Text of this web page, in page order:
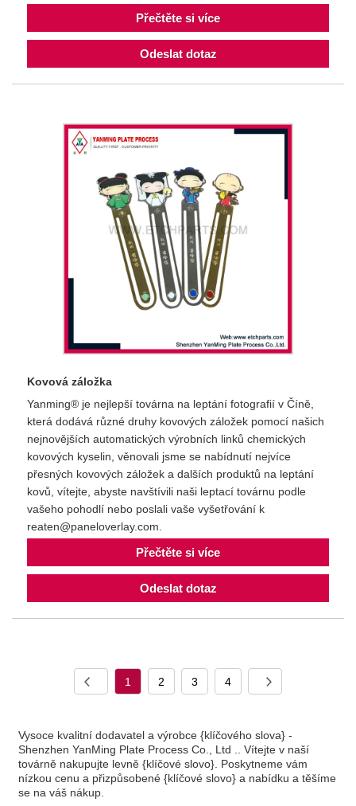
Přečtěte si více
Odeslat dotaz
Kovová záložka
Yanming® je nejlepší továrna na leptání fotografií v Číně,
která dodává různé druhy kovových záložek pomocí našich
nejnovějších automatických výrobních linků chemických
kovových kyselin, věnovali jsme se nabídnutí nejvíce
přesných kovových záložek a dalších produktů na leptání
kovů, vítejte, abyste navštívili naši leptací továrnu podle
vašeho pohodlí nebo poslali vaše vyšetřování k
reaten@paneloverlay.com.
Přečtěte si více
Odeslat dotaz
1 2 3 4
Vysoce kvalitní dodavatel a výrobce {klíčového slova} -
Shenzhen YanMing Plate Process Co., Ltd .. Vítejte v naší
továrně nakupujte levně {klíčové slovo}. Poskytneme vám
nízkou cenu a přizpůsobené {klíčové slovo} a nabídku a těšíme
se na váš nákup.